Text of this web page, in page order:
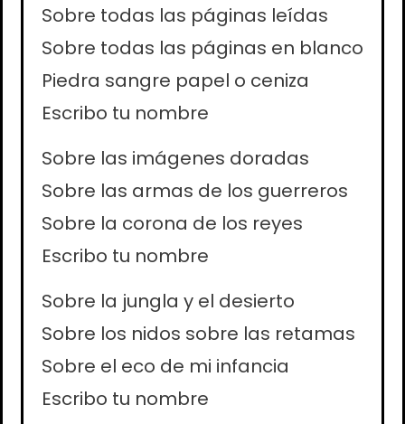
Sobre todas las páginas leídas
Sobre todas las páginas en blanco
Piedra sangre papel o ceniza
Escribo tu nombre
Sobre las imágenes doradas
Sobre las armas de los guerreros
Sobre la corona de los reyes
Escribo tu nombre
Sobre la jungla y el desierto
Sobre los nidos sobre las retamas
Sobre el eco de mi infancia
Escribo tu nombre